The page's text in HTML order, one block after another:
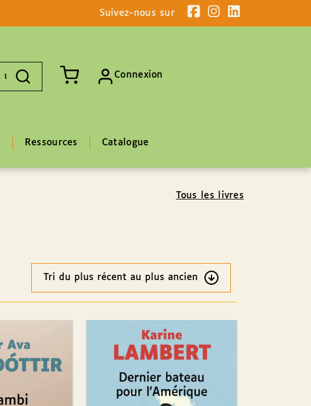
Suivez-nous sur
Connexion
Ressources Catalogue
Tous les livres
Ordre